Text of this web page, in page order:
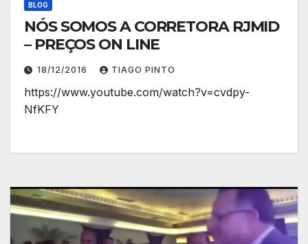
BLOG
NÓS SOMOS A CORRETORA RJMID
– PREÇOS ON LINE
18/12/2016 TIAGO PINTO
https://www.youtube.com/watch?v=cvdpy-
NfKFY